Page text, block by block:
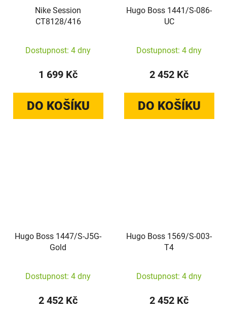
Nike Session
CT8128/416
Dostupnost: 4 dny
1 699 Kč
DO KOŠÍKU
Hugo Boss 1441/S-086-
UC
Dostupnost: 4 dny
2 452 Kč
DO KOŠÍKU
Hugo Boss 1447/S-J5G-
Gold
Dostupnost: 4 dny
2 452 Kč
Hugo Boss 1569/S-003-
T4
Dostupnost: 4 dny
2 452 Kč